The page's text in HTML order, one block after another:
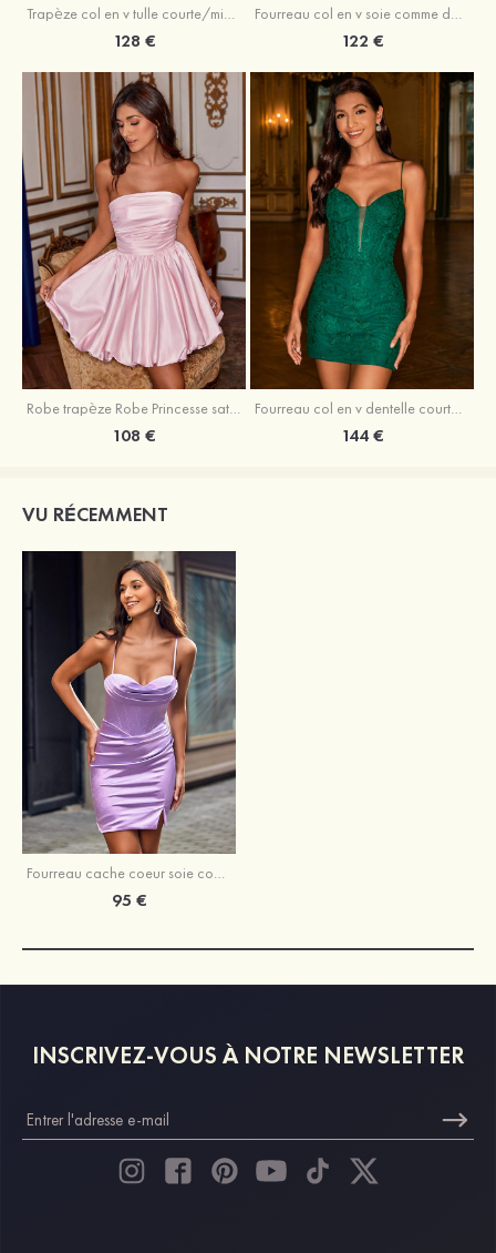
Trapèze col en v tulle courte/mini robe de fête de la rentrée avec perles
128 €
Fourreau col en v soie comme du satin courte/mini robe de fête de la rentrée avec paillettes
122 €
Robe trapèze Robe Princesse satin sans manches courte/mini robe de fête de la rentrée
108 €
Fourreau col en v dentelle courte/mini robe de fête de la rentré avec perles
144 €
VU RÉCEMMENT
Fourreau cache coeur soie comme du satin courte/mini robe de fête de la rentrée
95 €
INSCRIVEZ-VOUS À NOTRE NEWSLETTER